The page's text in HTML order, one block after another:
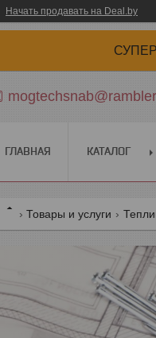
Начать продавать на Deal.by
ГЛАВНАЯ КАТАЛОГ
Товары и услуги